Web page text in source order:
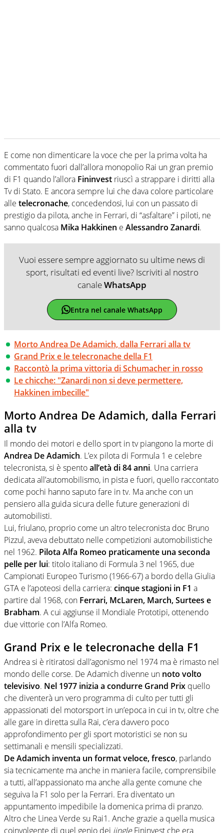
E come non dimenticare la voce che per la prima volta ha
commentato fuori dall’allora monopolio Rai un gran premio
di F1 quando l’allora Fininvest riuscì a strappare i diritti alla
Tv di Stato. E ancora sempre lui che dava colore particolare
alle telecronache, concedendosi, lui con un passato di
prestigio da pilota, anche in Ferrari, di “asfaltare” i piloti, ne
sanno qualcosa Mika Hakkinen e Alessandro Zanardi.
Vuoi essere sempre aggiornato su ultime news di
sport, risultati ed eventi live? Iscriviti al nostro
canaleWhatsApp
Entra nel canale WhatsApp
Morto Andrea De Adamich, dalla Ferrari alla tv
Grand Prix e le telecronache della F1
Raccontò la prima vittoria di Schumacher in rosso
Le chicche: "Zanardi non si deve permettere,
Hakkinen imbecille"
Morto Andrea De Adamich, dalla Ferrari
alla tv
Il mondo dei motori e dello sport in tv piangono la morte di
Andrea De Adamich. L’ex pilota di Formula 1 e celebre
telecronista, si è spentoall’età di 84 anni. Una carriera
dedicata all’automobilismo, in pista e fuori, quello raccontato
come pochi hanno saputo fare in tv. Ma anche con un
pensiero alla guida sicura delle future generazioni di
automobilisti.
Lui, friulano, proprio come un altro telecronista doc Bruno
Pizzul, aveva debuttato nelle competizioni automobilistiche
nel 1962. Pilota Alfa Romeo praticamente una seconda
pelle per lui: titolo italiano di Formula 3 nel 1965, due
Campionati Europeo Turismo (1966-67) a bordo della Giulia
GTA e l’apoteosi della carriera: cinque stagioni in F1 a
partire dal 1968, con Ferrari, McLaren, March, Surtees e
Brabham. A cui aggiunse il Mondiale Prototipi, ottenendo
due vittorie con l’Alfa Romeo.
Grand Prix e le telecronache della F1
Andrea si è ritiratosi dall’agonismo nel 1974 ma è rimasto nel
mondo delle corse. De Adamich divenne un noto volto
televisivo. Nel 1977 inizia a condurre Grand Prix quello
che diventerà un vero programma di culto per tutti gli
appassionati del motorsport in un’epoca in cui in tv, oltre che
alle gare in diretta sulla Rai, c’era davvero poco
approfondimento per gli sport motoristici se non su
settimanali e mensili specializzati.
De Adamich inventa un format veloce, fresco, parlando
sia tecnicamente ma anche in maniera facile, comprensibile
a tutti, all’appassionato ma anche alla gente comune che
seguiva la F1 solo per la Ferrari. Era diventato un
appuntamento impedibile la domenica prima di pranzo.
Altro che Linea Verde su Rai1. Anche grazie a quella musica
coinvolgente di quel genio dei jingleFininvest che era